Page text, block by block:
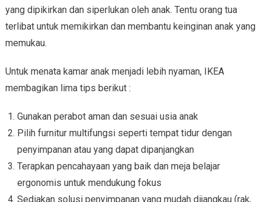
yang dipikirkan dan siperlukan oleh anak. Tentu orang tua
terlibat untuk memikirkan dan membantu keinginan anak yang
memukau.
Untuk menata kamar anak menjadi lebih nyaman, IKEA
membagikan lima tips berikut :
Gunakan perabot aman dan sesuai usia anak
Pilih furnitur multifungsi seperti tempat tidur dengan
penyimpanan atau yang dapat dipanjangkan
Terapkan pencahayaan yang baik dan meja belajar
ergonomis untuk mendukung fokus
Sediakan solusi penyimpanan yang mudah dijangkau (rak,